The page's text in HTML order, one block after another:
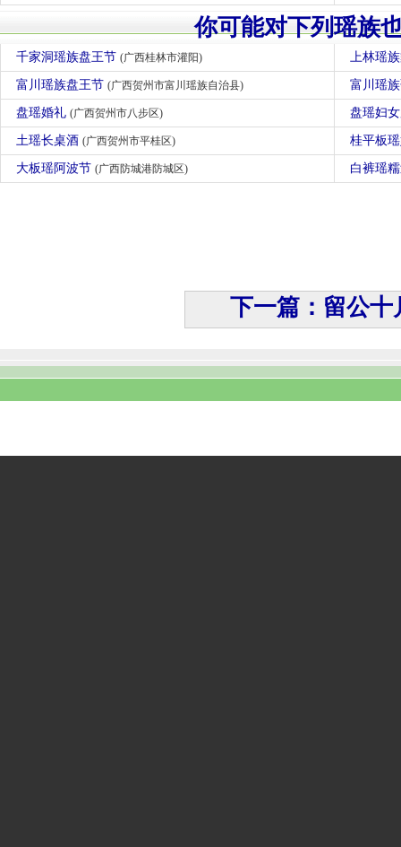
你可能对下列瑶族
千家洞瑶族盘王节 (广西桂林市灌阳) 上林瑶
富川瑶族盘王节 (广西贺州市富川瑶族自治县) 富川瑶
盘瑶婚礼 (广西贺州市八步区) 盘瑶妇
土瑶长桌酒 (广西贺州市平桂区) 桂平板
大板瑶阿波节 (广西防城港防城区) 白裤瑶
下一篇：留公十